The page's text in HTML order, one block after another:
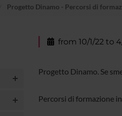
Progetto Dinamo - Percorsi di
from 10/1/22 to
Progetto Dinamo. Se
Percorsi di formazione